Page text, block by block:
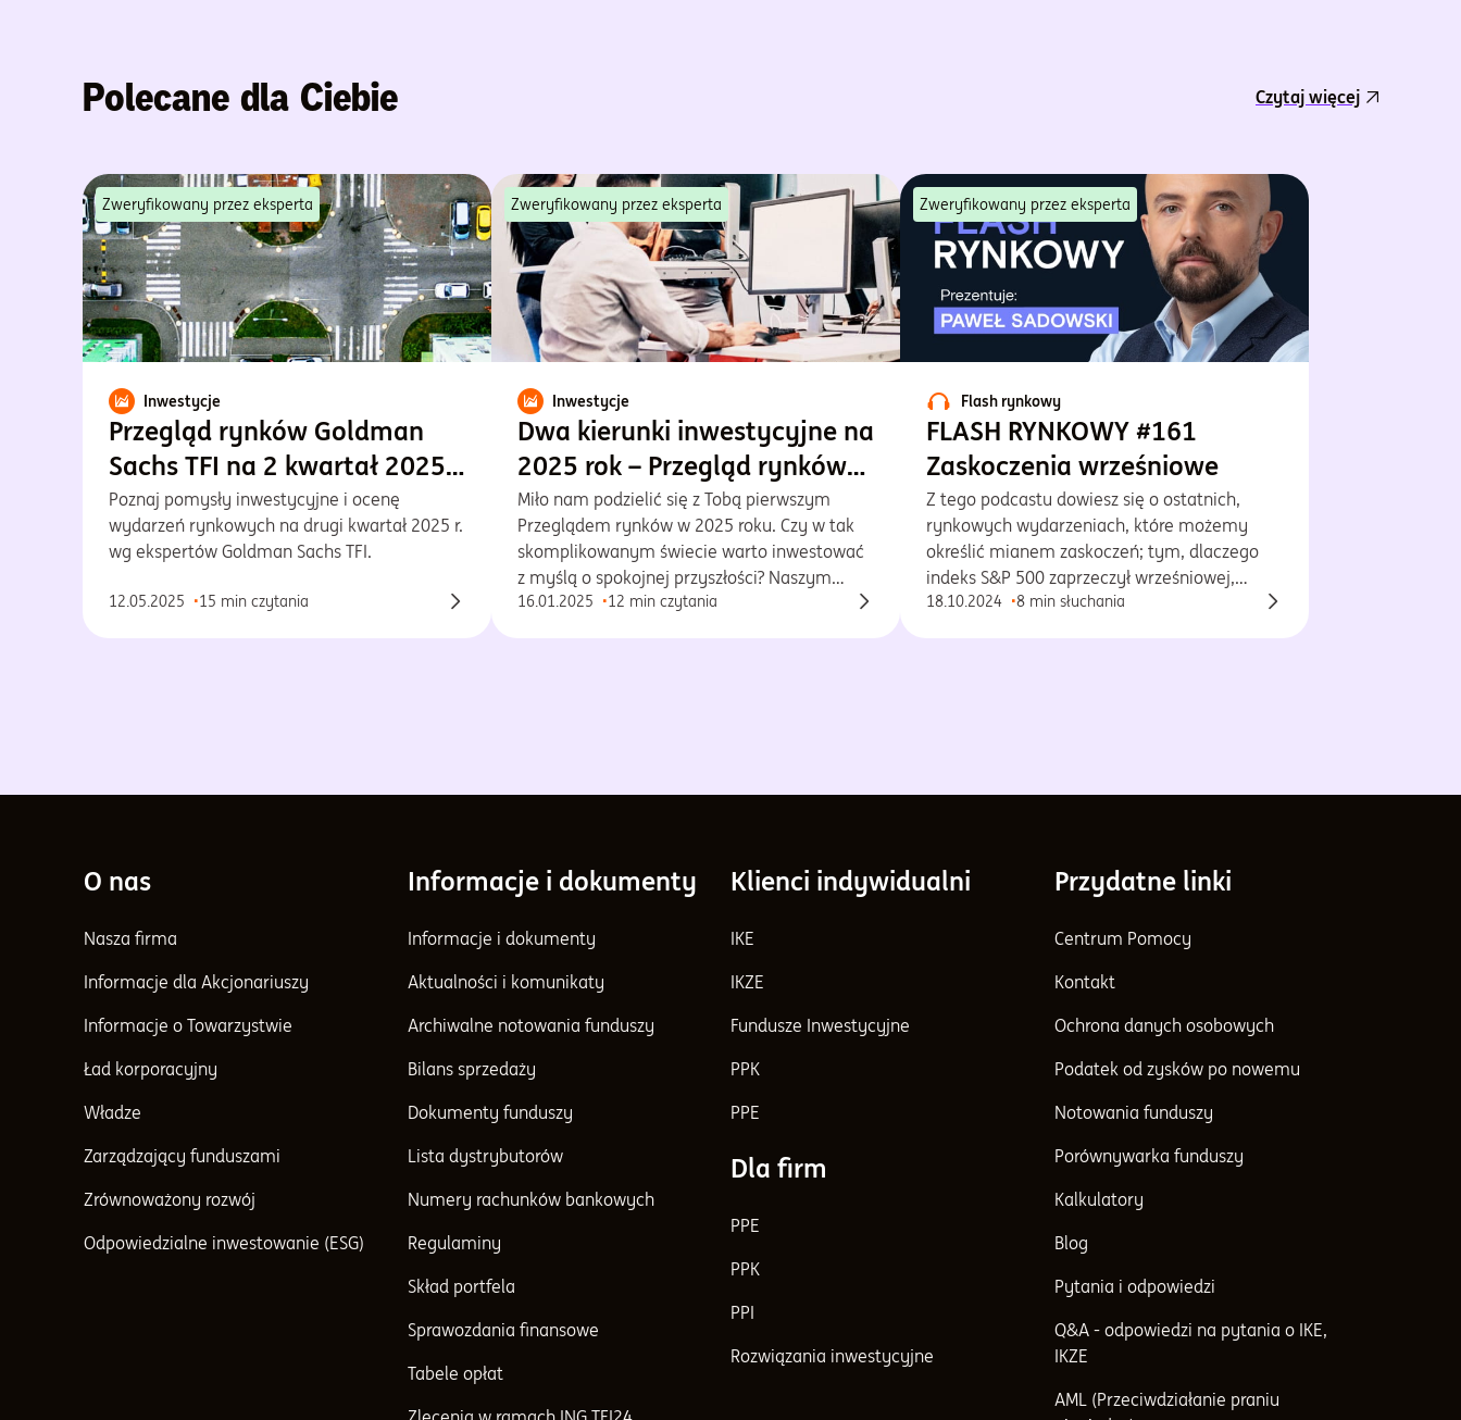
Polecane dla Ciebie Czytaj więcej
Zweryfikowany przez eksperta
Inwestycje
Przegląd rynków Goldman
Sachs TFI na 2 kwartał 2025
r.
Poznaj pomysły inwestycyjne i ocenę
wydarzeń rynkowych na drugi kwartał 2025 r.
wg ekspertów Goldman Sachs TFI.
12.05.2025 15 min czytania
Zweryfikowany przez eksperta
Inwestycje
Dwa kierunki inwestycyjne na
2025 rok – Przegląd rynków
Goldman Sachs TFI
Miło nam podzielić się z Tobą pierwszym
Przeglądem rynków w 2025 roku. Czy w tak
skomplikowanym świecie warto inwestować
z myślą o spokojnej przyszłości? Naszym
zdaniem tak. Ale jak? To zależy. Wśród wielu
16.01.2025 12 min czytania
Zweryfikowany przez eksperta
Flash rynkowy
FLASH RYNKOWY #161
Zaskoczenia wrześniowe
Z tego podcastu dowiesz się o ostatnich,
rynkowych wydarzeniach, które możemy
określić mianem zaskoczeń; tym, dlaczego
indeks S&P 500 zaprzeczył wrześniowej,
historycznej prawidłowości i co może go
18.10.2024 8 min słuchania
O nas
Nasza firma
Informacje dla Akcjonariuszy
Informacje o Towarzystwie
Ład korporacyjny
Władze
Zarządzający funduszami
Zrównoważony rozwój
Odpowiedzialne inwestowanie (ESG)
Informacje i dokumenty
Informacje i dokumenty
Aktualności i komunikaty
Archiwalne notowania funduszy
Bilans sprzedaży
Dokumenty funduszy
Lista dystrybutorów
Numery rachunków bankowych
Regulaminy
Skład portfela
Sprawozdania finansowe
Tabele opłat
Klienci indywidualni
IKE
IKZE
Fundusze Inwestycyjne
PPK
PPE
Dla firm
PPE
PPK
PPI
Rozwiązania inwestycyjne
Przydatne linki
Centrum Pomocy
Kontakt
Ochrona danych osobowych
Podatek od zysków po nowemu
Notowania funduszy
Porównywarka funduszy
Kalkulatory
Blog
Pytania i odpowiedzi
Q&A - odpowiedzi na pytania o IKE,
IKZE
AML (Przeciwdziałanie praniu